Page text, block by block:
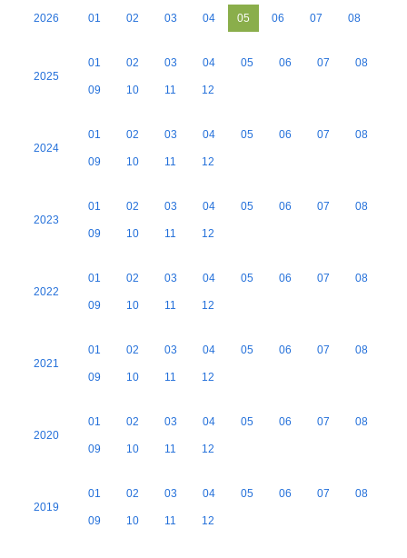
2026 01 02 03 04 05 06 07 08
2025
01 02 03 04 05 06 07 08
09 10 11 12
2024
01 02 03 04 05 06 07 08
09 10 11 12
2023
01 02 03 04 05 06 07 08
09 10 11 12
2022
01 02 03 04 05 06 07 08
09 10 11 12
2021
01 02 03 04 05 06 07 08
09 10 11 12
2020
01 02 03 04 05 06 07 08
09 10 11 12
2019
01 02 03 04 05 06 07 08
09 10 11 12